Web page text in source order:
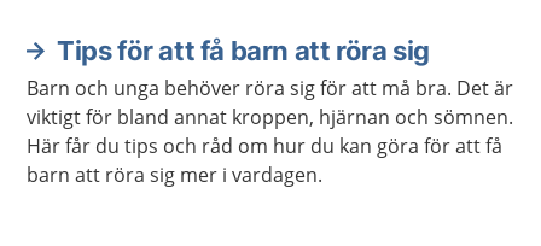
Tips för att få barn att röra sig
Barn och unga behöver röra sig för att må bra. Det är
viktigt för bland annat kroppen, hjärnan och sömnen.
Här får du tips och råd om hur du kan göra för att få
barn att röra sig mer i vardagen.